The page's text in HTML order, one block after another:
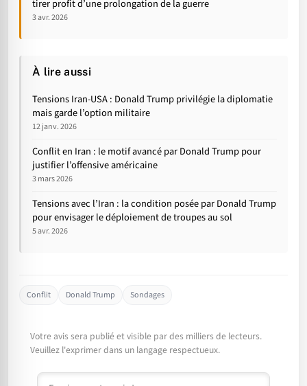
tirer profit d’une prolongation de la guerre
3 avr. 2026
À lire aussi
Tensions Iran-USA : Donald Trump privilégie la diplomatie
mais garde l’option militaire
12 janv. 2026
Conflit en Iran : le motif avancé par Donald Trump pour
justifier l’offensive américaine
3 mars 2026
Tensions avec l’Iran : la condition posée par Donald Trump
pour envisager le déploiement de troupes au sol
5 avr. 2026
Conflit Donald Trump Sondages
Votre avis sera publié et visible par des milliers de lecteurs.
Veuillez l'exprimer dans un langage respectueux.
Commentaire